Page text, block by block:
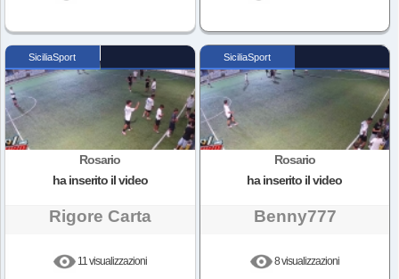
SiciliaSport
Rosario
ha inserito il video
Rigore Carta
11 visualizzazioni
SiciliaSport
Rosario
ha inserito il video
Benny777
8 visualizzazioni